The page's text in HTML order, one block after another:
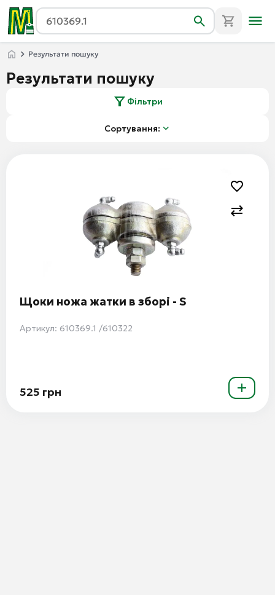
Результати пошуку
Результати пошуку
Фільтри
Сортування:
Щоки ножа жатки в зборі - S
Артикул: 610369.1 /610322
525 грн